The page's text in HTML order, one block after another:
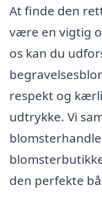
At finde den
være en vigtig
os kan du
respekt og
udtrykke. Vi
den perfekte